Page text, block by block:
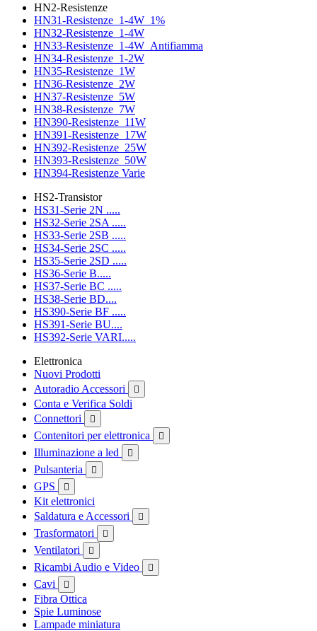
HN2-Resistenze
HN31-Resistenze_1-4W_1%
HN32-Resistenze_1-4W
HN33-Resistenze_1-4W_Antifiamma
HN34-Resistenze_1-2W
HN35-Resistenze_1W
HN36-Resistenze_2W
HN37-Resistenze_5W
HN38-Resistenze_7W
HN390-Resistenze_11W
HN391-Resistenze_17W
HN392-Resistenze_25W
HN393-Resistenze_50W
HN394-Resistenze Varie
HS2-Transistor
HS31-Serie 2N .....
HS32-Serie 2SA .....
HS33-Serie 2SB .....
HS34-Serie 2SC .....
HS35-Serie 2SD .....
HS36-Serie B.....
HS37-Serie BC .....
HS38-Serie BD....
HS390-Serie BF .....
HS391-Serie BU....
HS392-Serie VARI.....
Elettronica
Nuovi Prodotti
Autoradio Accessori

Conta e Verifica Soldi
Connettori

Contenitori per elettronica 
Illuminazione a led 
Pulsanteria 
GPS 
Kit elettronici
Saldatura e Accessori

Trasformatori 
Ventilatori 
Ricambi Audio e Video 
Cavi 
Fibra Ottica
Spie Luminose
Lampade miniatura